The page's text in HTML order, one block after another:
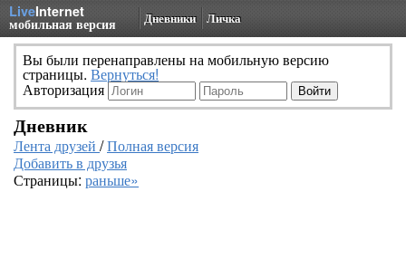
LiveInternet
мобильная версия Дневники Личка
Вы были перенаправлены на мобильную версию
страницы. Вернуться!
Авторизация
Дневник
Лента друзей /Полная версия
Добавить в друзья
Страницы: раньше»